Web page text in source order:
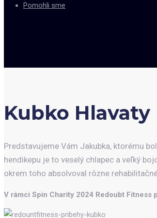
Pomohli sme
Kubko Hlavaty
Predstavujeme Vám Jakubka, ktorému
hendikepu je to veselý chlapec a veľký
okrem toho absolvoval rôzne
V rámci Spin Charity 2024 Redoubt Fitness